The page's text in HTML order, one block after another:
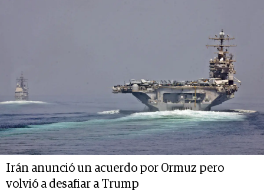
Irán anunció un acuerdo por Ormuz pero
volvió a desafiar a Trump